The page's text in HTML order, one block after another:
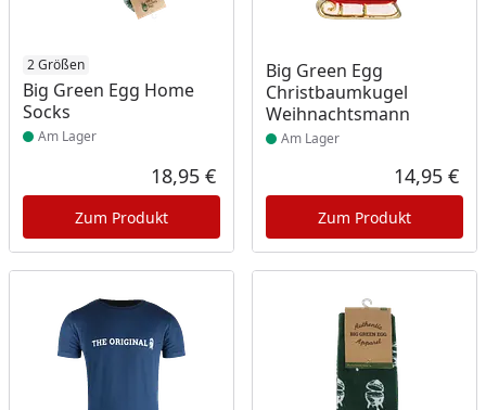
2 Größen
Big Green Egg Home
Socks
Produkt am Lager
Am Lager
Aktueller Preis
18,95 €
Zum Produkt
Big Green Egg
Christbaumkugel
Weihnachtsmann
Produkt am Lager
Am Lager
14,95 €
Zum Produkt